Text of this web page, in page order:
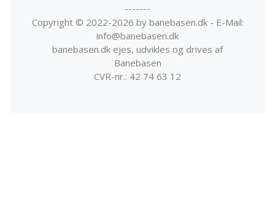
-------
Copyright © 2022-2026 by banebasen.dk - E-Mail:
info@banebasen.dk
banebasen.dk ejes, udvikles og drives af
Banebasen
CVR-nr.: 42 74 63 12